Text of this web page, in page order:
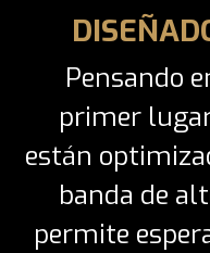
Pensando
primer
están
banda de
permite